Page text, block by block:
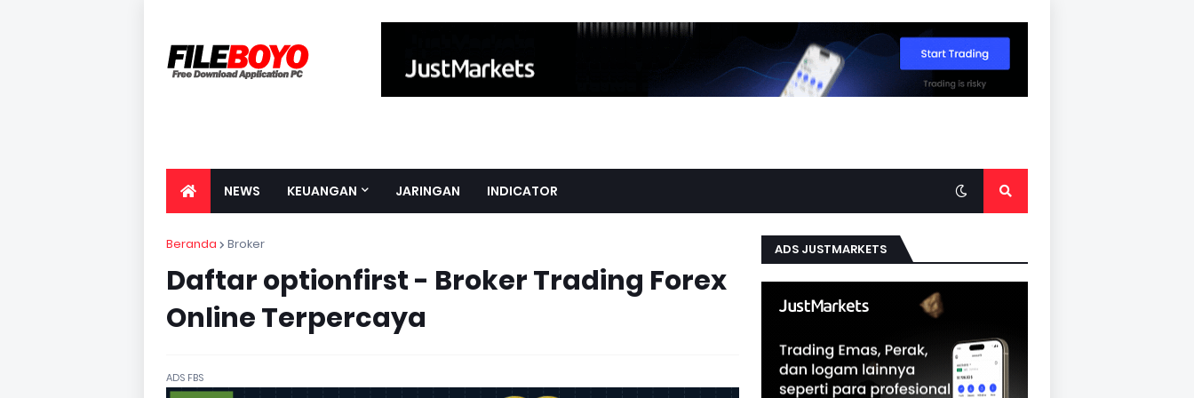
NEWS KEUANGAN JARINGAN INDICATOR
Beranda Broker
Daftar optionfirst - Broker Trading Forex
Online Terpercaya
ADS FBS
ADS JUSTMARKETS